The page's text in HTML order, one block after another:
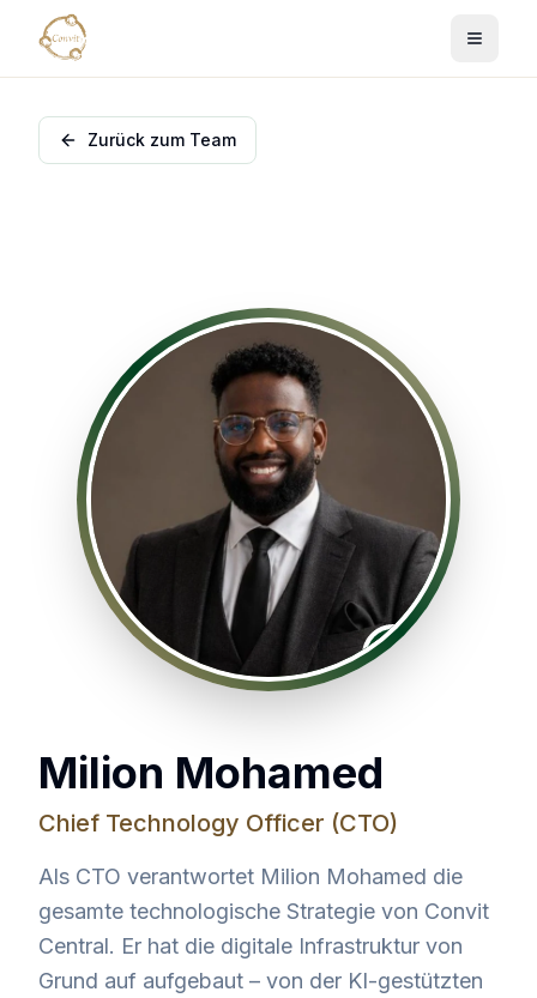
Zurück zum Team
CTO
Milion Mohamed
Chief Technology Officer (CTO)
Als CTO verantwortet Milion Mohamed die
gesamte technologische Strategie von Convit
Central. Er hat die digitale Infrastruktur von
Grund auf aufgebaut – von der KI-gestützten